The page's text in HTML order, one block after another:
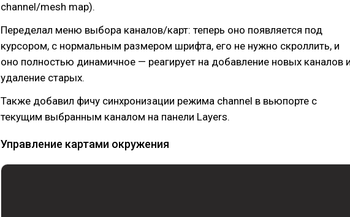
channel/mesh map).
Переделал меню выбора каналов/карт: теперь оно появляется под
курсором, с нормальным размером шрифта, его не нужно скроллить, и
оно полностью динамичное — реагирует на добавление новых каналов
удаление старых.
Также добавил фичу синхронизации режима channel в вьюпорте с
текущим выбранным каналом на панели Layers.
Управление картами окружения